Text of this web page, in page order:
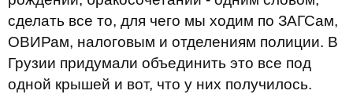
сделать все то, для чего мы ходим по ЗАГСам,
ОВИРам, налоговым и отделениям полиции. В
Грузии придумали объединить это все под
одной крышей и вот, что у них получилось.